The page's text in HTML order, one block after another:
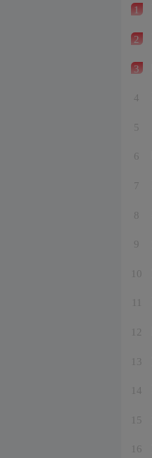
1
2
3
4
5
6
7
8
9
10
12
13
14
15
16